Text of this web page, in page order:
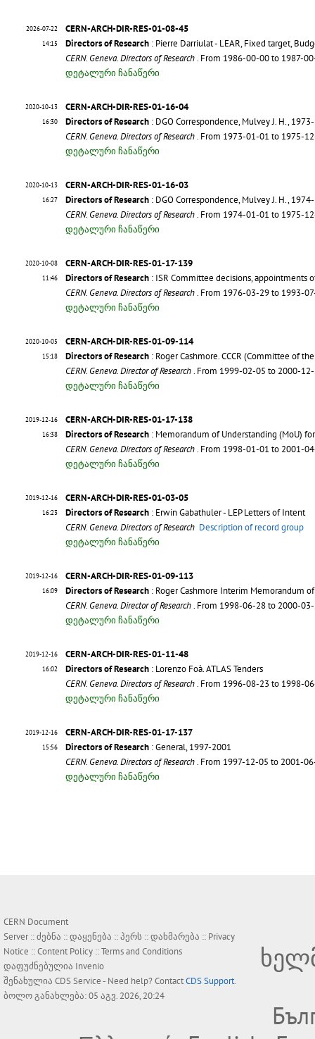
2026-07-22
14:15
CERN-ARCH-DIR-RES-01-08-45
Directors of Research : Pierre Darriulat - LEAR, Fixed target,
CERN. Geneva. Directors of Research. From 1986-00-00 to 1987-
დეტალური ჩანაწერი
2020-10-13
16:30
CERN-ARCH-DIR-RES-01-16-04
Directors of Research : DGO Correspondence, Mulvey J. H.,
CERN. Geneva. Directors of Research. From 1973-01-01 to 1975-
დეტალური ჩანაწერი
2020-10-13
16:27
CERN-ARCH-DIR-RES-01-16-03
Directors of Research : DGO Correspondence, Mulvey J. H.,
CERN. Geneva. Directors of Research. From 1974-01-01 to 1975-
დეტალური ჩანაწერი
2020-10-08
11:46
CERN-ARCH-DIR-RES-01-17-139
Directors of Research : ISR Committee decisions, appointments
CERN. Geneva. Directors of Research. From 1976-03-29 to 1993-
დეტალური ჩანაწერი
2020-10-05
15:18
CERN-ARCH-DIR-RES-01-09-114
Directors of Research : Roger Cashmore. CCCR (Committee of
CERN. Geneva. Director of Research. From 1999-02-05 to 2000-
დეტალური ჩანაწერი
2019-12-16
16:38
CERN-ARCH-DIR-RES-01-17-138
Directors of Research : Memorandum of Understanding (MoU)
CERN. Geneva. Directors of Research. From 1998-01-01 to 2001-
დეტალური ჩანაწერი
2019-12-16
16:23
CERN-ARCH-DIR-RES-01-03-05
Directors of Research : Erwin Gabathuler - LEP Letters of Intent
CERN. Geneva. Directors of Research Description of record group
დეტალური ჩანაწერი
2019-12-16
16:09
CERN-ARCH-DIR-RES-01-09-113
Directors of Research : Roger Cashmore Interim Memorandum
CERN. Geneva. Director of Research. From 1998-06-28 to 2000-
დეტალური ჩანაწერი
2019-12-16
16:02
CERN-ARCH-DIR-RES-01-11-48
Directors of Research : Lorenzo Foà. ATLAS Tenders
CERN. Geneva. Directors of Research. From 1996-08-23 to 1998-
დეტალური ჩანაწერი
2019-12-16
15:56
CERN-ARCH-DIR-RES-01-17-137
Directors of Research : General, 1997-2001
CERN. Geneva. Directors of Research. From 1997-12-05 to 2001-
დეტალური ჩანაწერი
CERN Document
Server ::ძებნა ::დაყენება ::პერს ::დახმარება :: Privacy
Notice ::Content Policy ::Terms and Conditions
დაფუძნებულია Invenio
შენახულია CDS Service- Need help? ContactCDS Support.
ბოლო განახლება: 05 აგვ. 2026, 20:24